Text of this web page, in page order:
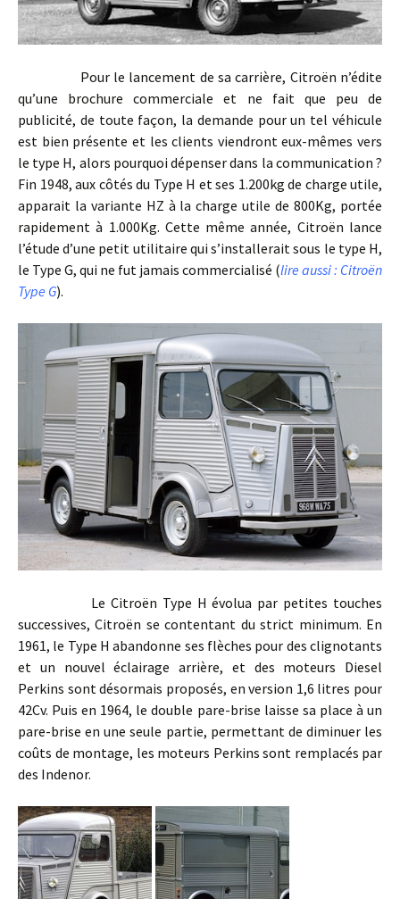
Pour le lancement de sa carrière, Citroën n’édite
qu’une brochure commerciale et ne fait que peu de
publicité, de toute façon, la demande pour un tel véhicule
est bien présente et les clients viendront eux-mêmes vers
le type H, alors pourquoi dépenser dans la communication ?
Fin 1948, aux côtés du Type H et ses 1.200kg de charge utile,
apparait la variante HZ à la charge utile de 800Kg, portée
rapidement à 1.000Kg. Cette même année, Citroën lance
l’étude d’une petit utilitaire qui s’installerait sous le type H,
le Type G, qui ne fut jamais commercialisé (lire aussi : Citroën
Type G).
Le Citroën Type H évolua par petites touches
successives, Citroën se contentant du strict minimum. En
1961, le Type H abandonne ses flèches pour des clignotants
et un nouvel éclairage arrière, et des moteurs Diesel
Perkins sont désormais proposés, en version 1,6 litres pour
42Cv. Puis en 1964, le double pare-brise laisse sa place à un
pare-brise en une seule partie, permettant de diminuer les
coûts de montage, les moteurs Perkins sont remplacés par
des Indenor.